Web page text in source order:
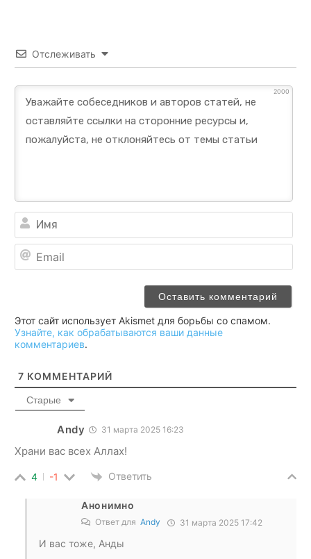
Отслеживать
2000
Этот сайт использует Akismet для борьбы со спамом.
Узнайте, как обрабатываются ваши данные
комментариев.
7 КОММЕНТАРИЙ
Старые
Andy 31 марта 2025 16:23
Храни вас всех Аллах!
4 -1 Ответить
Анонимно
Ответ для Andy 31 марта 2025 17:42
И вас тоже, Анды